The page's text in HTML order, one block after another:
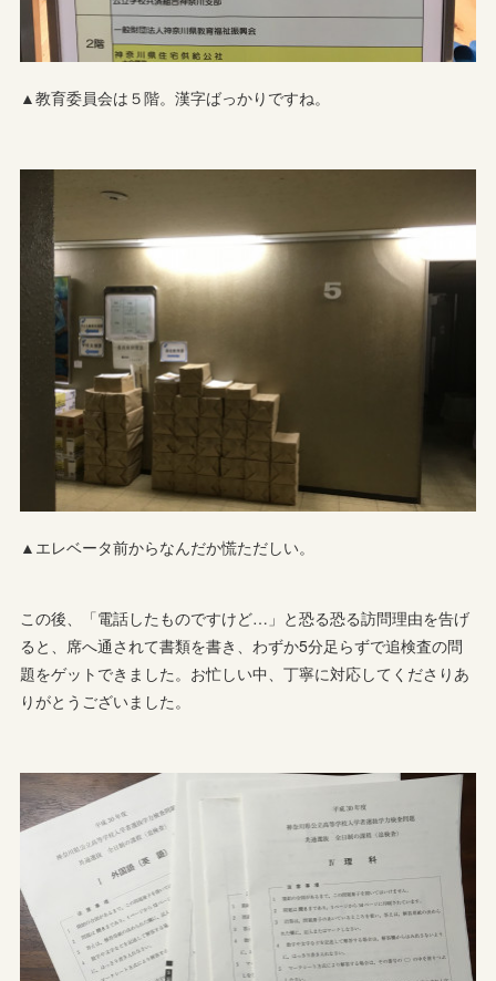
▲教育委員会は５階。漢字ばっかりですね。
▲エレベータ前からなんだか慌ただしい。
この後、「電話したものですけど…」と恐る恐る訪問理由を告げ
ると、席へ通されて書類を書き、わずか5分足らずで追検査の問
題をゲットできました。お忙しい中、丁寧に対応してくださりあ
りがとうございました。